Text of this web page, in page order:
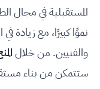
المستقبلية في مجال
نموًا كبيرًا، مع زيادة
والفنيين. من خلال
ستتمكن من بناء